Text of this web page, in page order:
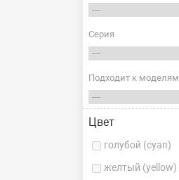
Серия
Подходит к моделям
Цвет
голубой (cyan)
желтый (yellow)